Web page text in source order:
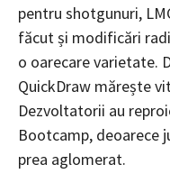
pentru shotgunuri,
făcut și modificări
o oarecare varietate.
QuickDraw mărește
Dezvoltatorii au
Bootcamp, deoarece
prea aglomerat.